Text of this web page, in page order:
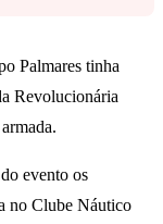
Palmares tinha
Revolucionária
evento os
no Clube Náutico